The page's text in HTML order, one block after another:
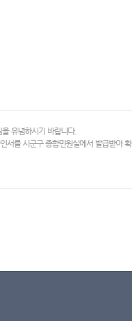
유념하시기 바랍니다.
서를 시군구 종합민원실에서 발급받아 확